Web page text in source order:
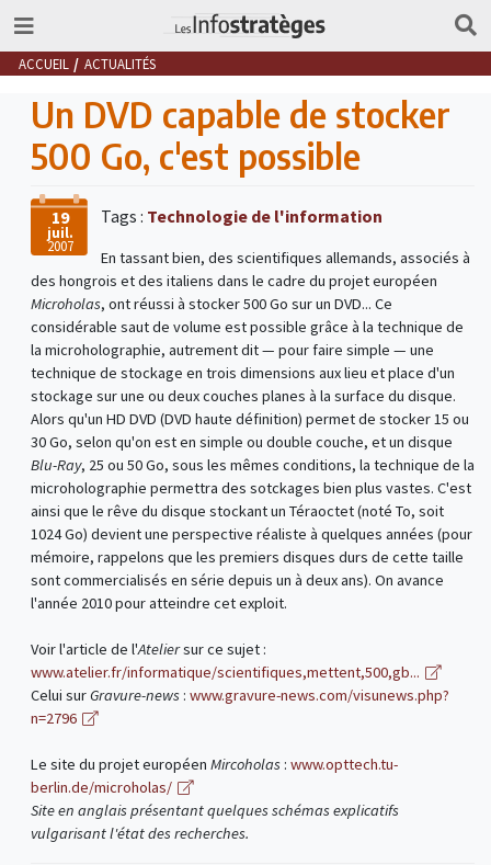
ACCUEIL ACTUALITÉS
Un DVD capable de stocker
500 Go, c'est possible
19
juil.
2007
Tags : Technologie de l'information
En tassant bien, des scientifiques allemands, associés à
des hongrois et des italiens dans le cadre du projet européen
Microholas, ont réussi à stocker 500 Go sur un DVD... Ce
considérable saut de volume est possible grâce à la technique de
la microholographie, autrement dit — pour faire simple — une
technique de stockage en trois dimensions aux lieu et place d'un
stockage sur une ou deux couches planes à la surface du disque.
Alors qu'un HD DVD (DVD haute définition) permet de stocker 15 ou
30 Go, selon qu'on est en simple ou double couche, et un disque
Blu-Ray, 25 ou 50 Go, sous les mêmes conditions, la technique de la
microholographie permettra des sotckages bien plus vastes. C'est
ainsi que le rêve du disque stockant un Téraoctet (noté To, soit
1024 Go) devient une perspective réaliste à quelques années (pour
mémoire, rappelons que les premiers disques durs de cette taille
sont commercialisés en série depuis un à deux ans). On avance
l'année 2010 pour atteindre cet exploit.
Voir l'article de l'Ateliersur ce sujet :
www.atelier.fr/informatique/scientifiques,mettent,500,gb...
Celui surGravure-news : www.gravure-news.com/visunews.php?
n=2796
Le site du projet européen Mircoholas : www.opttech.tu-
berlin.de/microholas/
Site en anglais présentant quelques schémas explicatifs
vulgarisant l'état des recherches.